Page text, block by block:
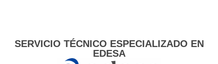
SERVICIO TÉCNICO ESPECIALIZADO EN
EDESA